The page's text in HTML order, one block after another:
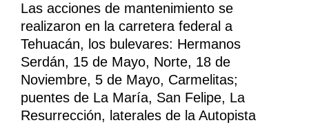
Las acciones de mantenimiento se
realizaron en la carretera federal a
Tehuacán, los bulevares: Hermanos
Serdán, 15 de Mayo, Norte, 18 de
Noviembre, 5 de Mayo, Carmelitas;
puentes de La María, San Felipe, La
Resurrección, laterales de la Autopista